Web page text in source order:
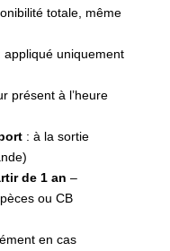
totale, même
appliqué uniquement
présent à l’heure
: à la sortie
de 1 an –
ou CB
en cas